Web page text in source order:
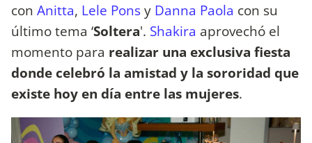
con Anitta, Lele Ponsy Danna Paola con su
último tema ‘Soltera'. Shakira aprovechó el
momento para realizar una exclusiva fiesta
donde celebró la amistad y la sororidad que
existe hoy en día entre las mujeres.